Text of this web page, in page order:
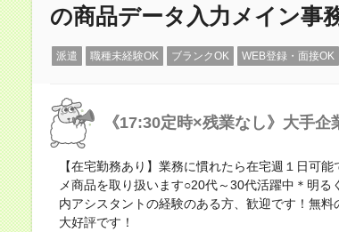
の商品データ入力メイン事
派遣 職種未経験OK ブランクOK WEB登録・面接OK
《17:30定時×残業なし》大手
【在宅勤務あり】業務に慣れたら在宅週１日可
メ商品を取り扱います○20代～30代活躍中＊明
内アシスタントの経験のある方、歓迎です！無
大好評です！